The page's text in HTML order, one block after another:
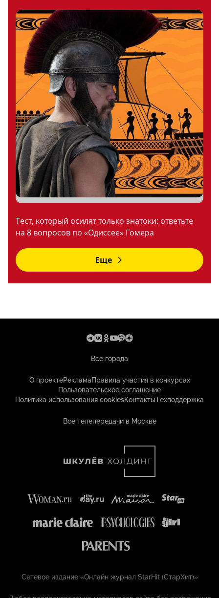
Тест, который осилят только знатоки: ответьте
на 8 вопросов по «Одиссее» Гомера
Еще
Все города
О проектеРекламаПравила участия в конкурсах
Пользовательское соглашение
Политика использования cookiesКонтактыТехподдержка
Все телепередачи в Москве
Сетевое издание «Онлайн журнал StarHit (СтарХит)»